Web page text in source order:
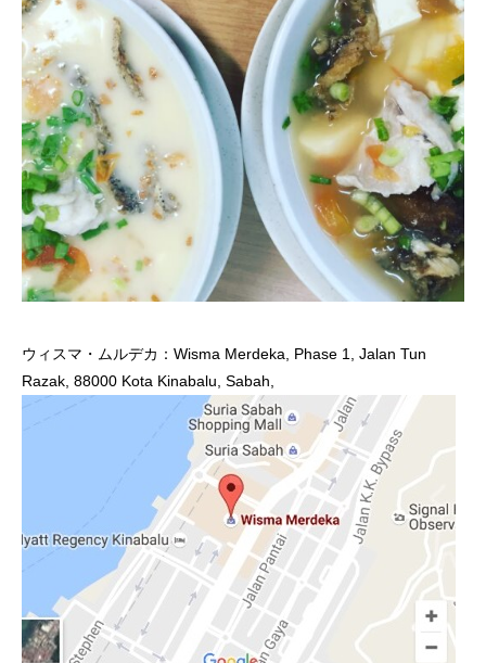
ウィスマ・ムルデカ：Wisma Merdeka, Phase 1, Jalan Tun
Razak, 88000 Kota Kinabalu, Sabah,